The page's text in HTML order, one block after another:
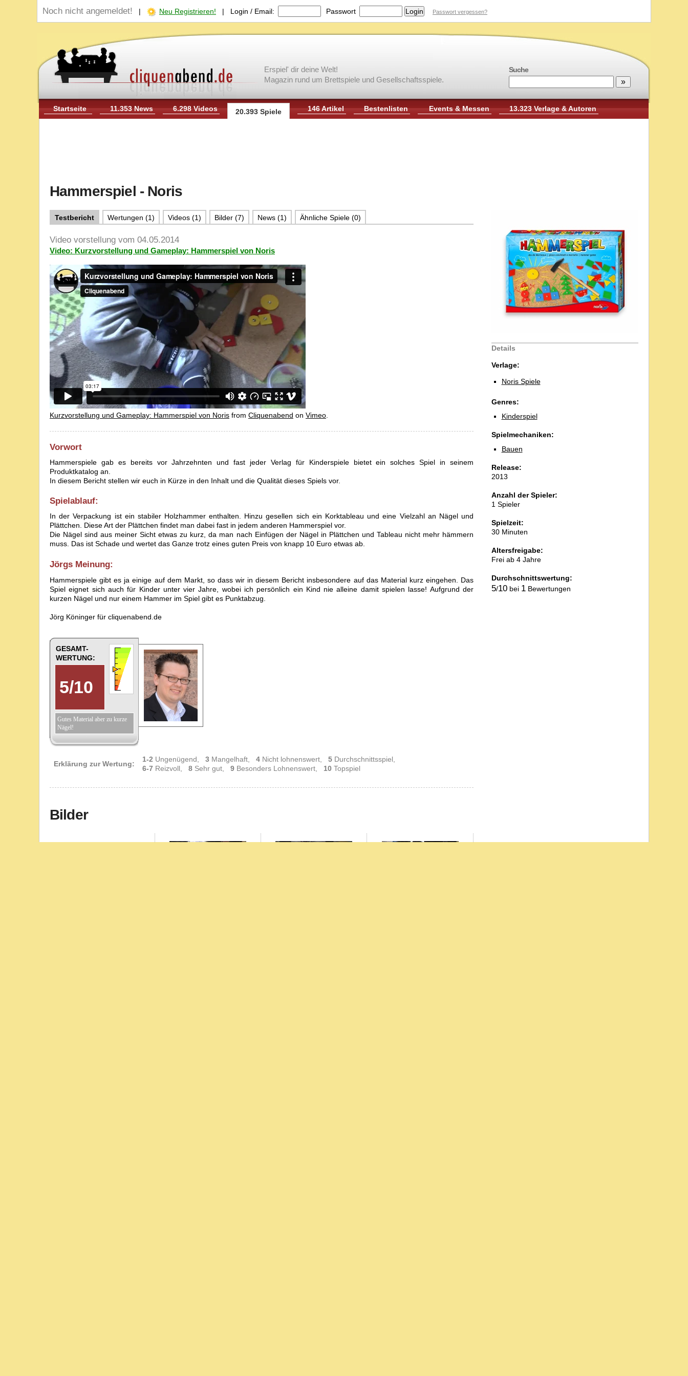
Noch nicht angemeldet! | Neu Registrieren! | Login / Email: Passwort Passwort vergessen?
Suche
Erspiel' dir deine Welt!
Magazin rund um Brettspiele und Gesellschaftsspiele.
Startseite 11.353 News 6.298 Videos 20.393 Spiele 146 Artikel Bestenlisten Events & Messen 13.323 Verlage & Autoren
Hammerspiel - Noris
Details
Verlage:
Noris Spiele
Genres:
Kinderspiel
Spielmechaniken:
Bauen
Release:
2013
Anzahl der Spieler:
1 Spieler
Spielzeit:
30 Minuten
Altersfreigabe:
Frei ab 4 Jahre
Durchschnittswertung:
5/10bei 1Bewertungen
Testbericht Wertungen (1) Videos (1) Bilder (7) News (1) Ähnliche Spiele (0)
Video vorstellung vom 04.05.2014
Video: Kurzvorstellung und Gameplay: Hammerspiel von Noris
Kurzvorstellung und Gameplay: Hammerspiel von Noris from Cliquenabend on Vimeo
Vorwort
Hammerspiele gab es bereits vor Jahrzehnten und fast jeder Verlag für Kinderspiele bietet ein solches Spiel in seinem
Produktkatalog an.
In diesem Bericht stellen wir euch in Kürze in den Inhalt und die Qualität dieses Spiels vor.
Spielablauf:
In der Verpackung ist ein stabiler Holzhammer enthalten. Hinzu gesellen sich ein Korktableau und eine Vielzahl an Nägel und
Plättchen. Diese Art der Plättchen findet man dabei fast in jedem anderen Hammerspiel vor.
Die Nägel sind aus meiner Sicht etwas zu kurz, da man nach Einfügen der Nägel in Plättchen und Tableau nicht mehr hämmern
muss. Das ist Schade und wertet das Ganze trotz eines guten Preis von knapp 10 Euro etwas ab.
Jörgs Meinung:
Hammerspiele gibt es ja einige auf dem Markt, so dass wir in diesem Bericht insbesondere auf das Material kurz eingehen. Das
Spiel eignet sich auch für Kinder unter vier Jahre, wobei ich persönlich ein Kind nie alleine damit spielen lasse! Aufgrund der
kurzen Nägel und nur einem Hammer im Spiel gibt es Punktabzug.
Jörg Köninger für cliquenabend.de
GESAMT-
WERTUNG:
5/10
Gutes Material aber zu kurze
Nägel!
Erklärung zur Wertung:
1-2 Ungenügend, 3 Mangelhaft, 4 Nicht lohnenswert, 5 Durchschnittsspiel,
6-7 Reizvoll, 8 Sehr gut, 9 Besonders Lohnenswert, 10 Topspiel
Bilder